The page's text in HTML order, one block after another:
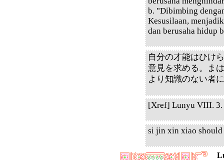
b. "Dibimbing
Kesusilaan,
dan berusaha hidup
自分の才能はひけ
意見を求める。ま
より知識のない者
[Xref] Lunyu VIII. 3.
si jin xin xiao